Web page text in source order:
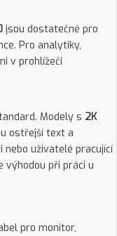
jsou dostatečné pro
Pro analytiky,
v prohlížeči
Modely s 2K
ostřejší text a
uživatelé pracující
výhodou při práci u
pro monitor,